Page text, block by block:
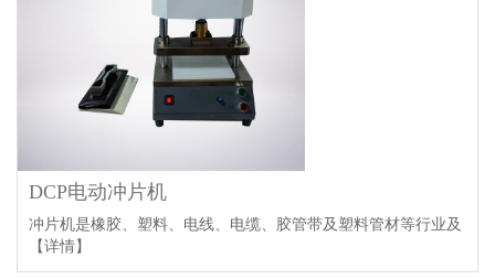
DCP电动冲片机
冲片机是橡胶、塑料、电线、电缆、胶管带及塑料管材等行业及
【详情】